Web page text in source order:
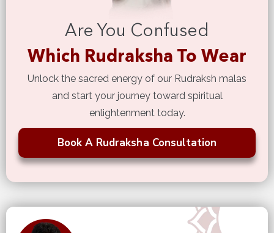
Are You Confused
Which Rudraksha To Wear
Unlock the sacred energy of our Rudraksh malas
and start your journey toward spiritual
enlightenment today.
Book A Rudraksha Consultation